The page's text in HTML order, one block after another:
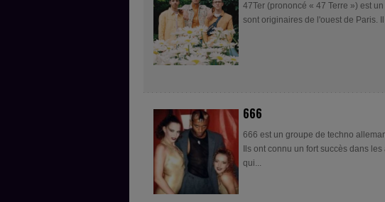
47Ter (prononcé « 47 Terre ») est
sont originaires de l'ouest de Paris.
666
666 est un groupe de techno
Ils ont connu un fort succès dans
qui...